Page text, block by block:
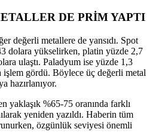
DE PRİM YAPTI
değerli metallere de yansıdı. Spot
dolara yükselirken, platin yüzde 2,7
ulaştı. Paladyum ise yüzde 1,3
gördü. Böylece üç değerli metal
hazırlanıyor.
yaklaşık %65-75 oranında farklı
yeniden yazıldı. Haberin tüm
özgünlük seviyesi önemli